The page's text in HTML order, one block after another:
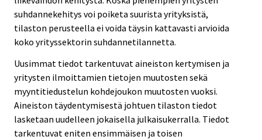
suhdannekehitys voi poiketa suurista yrityksistä,
tilaston perusteella ei voida täysin kattavasti arvioida
koko yrityssektorin suhdannetilannetta.
Uusimmat tiedot tarkentuvat aineiston kertymisen ja
yritysten ilmoittamien tietojen muutosten sekä
myyntitiedustelun kohdejoukon muutosten vuoksi.
Aineiston täydentymisestä johtuen tilaston tiedot
lasketaan uudelleen jokaisella julkaisukerralla. Tiedot
tarkentuvat eniten ensimmäisen ja toisen